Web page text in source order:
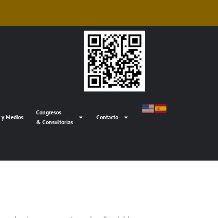
y Medios
Congresos
& Consultorías
Contacto